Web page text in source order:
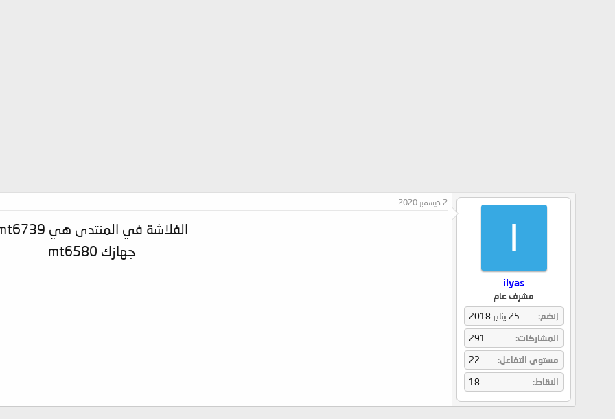
I
ilyas
مشرف عام
إنضم
25 يناير 2018
المشاركات
291
مستوى التفاعل
22
النقاط
18
2 ديسمبر 2020
الفلاشة في المنتدى هي mt6739
جهازك mt6580